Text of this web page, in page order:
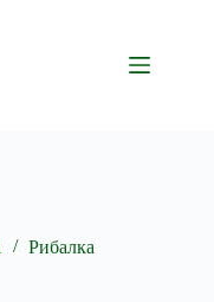
Рибалка